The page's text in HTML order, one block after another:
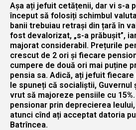
Așa ați jefuit cetățenii, dar vi s-a
început să folosiți schimbul
banii trebuiau retrași din țară în
fost devalorizat, „s-a prăbușit”,
majorat considerabil. Prețurile
crescut de 2 ori și fiecare
cumpere de două ori mai puține
pensia sa. Adică, ați jefuit
le spuneți că socialiștii, Guvernul
vrut să majoreze pensiile cu
pensionar prin deprecierea
atunci cînd ați acceptat datoria
Batrîncea.